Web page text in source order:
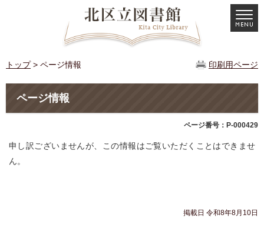
印刷用ページ
トップ> ページ情報
ページ情報
ページ番号：P-000429
申し訳ございませんが、この情報はご覧いただくことはできませ
ん。
掲載日 令和8年8月10日